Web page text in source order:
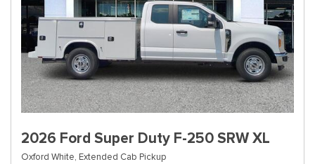
2026 Ford Super Duty F-250 SRW XL
Oxford White, Extended Cab Pickup